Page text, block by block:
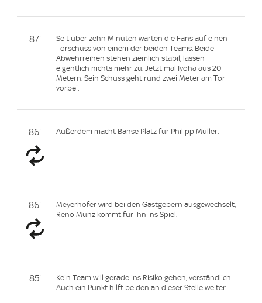
87'
Seit über zehn Minuten warten die Fans auf einen
Torschuss von einem der beiden Teams. Beide
Abwehrreihen stehen ziemlich stabil, lassen
eigentlich nichts mehr zu. Jetzt mal Iyoha aus 20
Metern. Sein Schuss geht rund zwei Meter am Tor
vorbei.
86' Außerdem macht Banse Platz für Philipp Müller.
86'
Meyerhöfer wird bei den Gastgebern ausgewechselt,
Reno Münz kommt für ihn ins Spiel.
85'
Kein Team will gerade ins Risiko gehen, verständlich.
Auch ein Punkt hilft beiden an dieser Stelle weiter.